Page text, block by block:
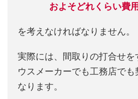
およそどれくらい費
を考えなければなりません。
実際には、間取りの打合せ
ウスメーカーでも工務店で
なります。